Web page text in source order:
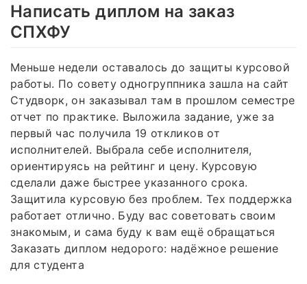
Написать диплом на заказ
СПХФУ
Меньше недели оставалось до защиты курсовой
работы. По совету одногруппника зашла на сайт
Студворк, он заказывал там в прошлом семестре
отчет по практике. Выложила задание, уже за
первый час получила 19 откликов от
исполнителей. Выбрала себе исполнителя,
ориентируясь на рейтинг и цену. Курсовую
сделали даже быстрее указанного срока.
Защитила курсовую без проблем. Тех поддержка
работает отлично. Буду вас советовать своим
знакомым, и сама буду к вам ещё обращаться
Заказать диплом недорого: надёжное решение
для студента